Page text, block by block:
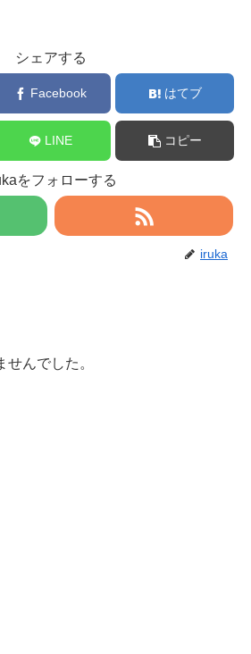
シェアする
Facebook はてブ
LINE コピー
をフォローする
iruka
んでした。